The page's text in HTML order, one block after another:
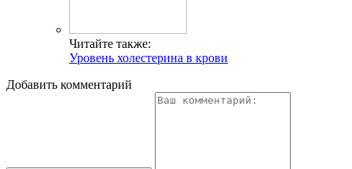
Читайте также:
Уровень холестерина в крови
Добавить комментарий